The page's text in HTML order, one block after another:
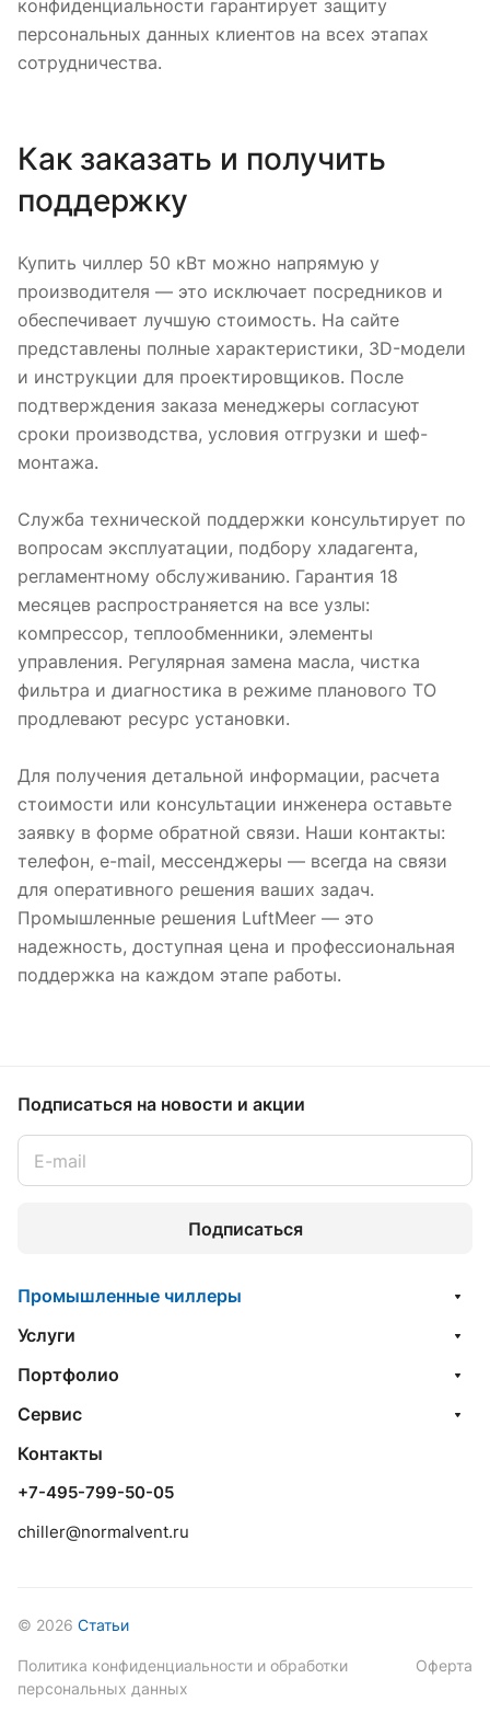
конфиденциальности гарантирует защиту
персональных данных клиентов на всех этапах
сотрудничества.
Как заказать и получить
поддержку
Купить чиллер 50 кВт можно напрямую у
производителя — это исключает посредников и
обеспечивает лучшую стоимость. На сайте
представлены полные характеристики, 3D-модели
и инструкции для проектировщиков. После
подтверждения заказа менеджеры согласуют
сроки производства, условия отгрузки и шеф-
монтажа.
Служба технической поддержки консультирует по
вопросам эксплуатации, подбору хладагента,
регламентному обслуживанию. Гарантия 18
месяцев распространяется на все узлы:
компрессор, теплообменники, элементы
управления. Регулярная замена масла, чистка
фильтра и диагностика в режиме планового ТО
продлевают ресурс установки.
Для получения детальной информации, расчета
стоимости или консультации инженера оставьте
заявку в форме обратной связи. Наши контакты:
телефон, e-mail, мессенджеры — всегда на связи
для оперативного решения ваших задач.
Промышленные решения LuftMeer — это
надежность, доступная цена и профессиональная
поддержка на каждом этапе работы.
Подписаться на новости и акции
Подписаться
Промышленные чиллеры
Услуги
Портфолио
Сервис
Контакты
+7-495-799-50-05
chiller@normalvent.ru
© 2026 Статьи
Политика конфиденциальности и обработки
персональных данных
Оферта